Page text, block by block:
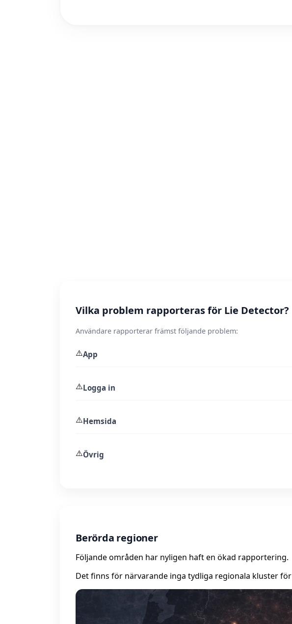
Vilka problem rapporteras för Lie Detector?
Användare rapporterar främst följande problem:
⚠️App
⚠️Logga in
⚠️Hemsida
⚠️Övrig
Berörda regioner
Följande områden har nyligen haft en ökad rapportering.
Det finns för närvarande inga tydliga regionala kluster för